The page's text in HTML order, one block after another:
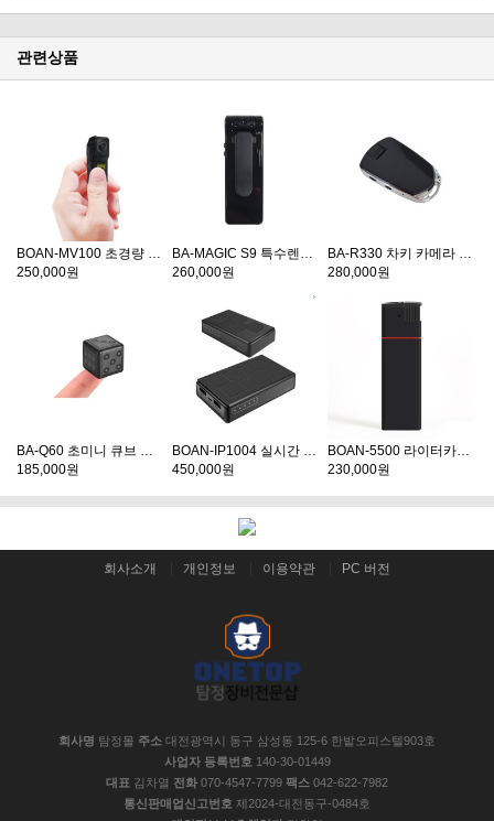
관련상품
BOAN-MV100 초경량 미니카메라 10시간연속촬영 초소형카메라
250,000원
BA-MAGIC S9 특수렌즈장착 초소형카메라 증거확보 64G 호환기능
260,000원
BA-R330 차키 카메라 2시간30분 연속촬영 특수촬영카메라 증거수집
280,000원
185,000원
450,000원
230,000원
회사소개 개인정보 이용약관 PC 버전
회사명 탐정몰 주소 대전광역시 동구 삼성동 125-6 한밭오피스텔903호
사업자 등록번호 140-30-01449
대표 김차열 전화 070-4547-7799 팩스 042-622-7982
통신판매업신고번호 제2024-대전동구-0484호